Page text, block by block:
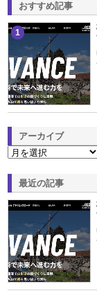
おすすめ記事
1
アーカイブ
最近の記事